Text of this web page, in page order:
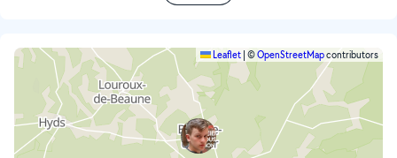
Leaflet ©OpenStreetMapcontributors